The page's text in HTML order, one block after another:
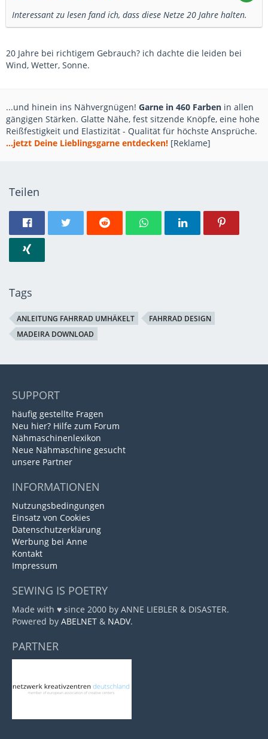
Interessant zu lesen fand ich, dass diese Netze 20 Jahre halten.
20 Jahre bei richtigem Gebrauch? ich dachte die leiden bei
Wind, Wetter, Sonne.
...und hinein ins Nähvergnügen! Garne in 460 Farben in allen
gängigen Stärken. Glatte Nähe, fest sitzende Knöpfe, eine hohe
Reißfestigkeit und Elastizität - Qualität für höchste Ansprüche.
...jetzt Deine Lieblingsgarne entdecken! [Reklame]
Teilen
Tags
ANLEITUNG FAHRRAD UMHÄKELT
FAHRRAD DESIGN
MADEIRA DOWNLOAD
SUPPORT
häufig gestellte Fragen
Neu hier? Hilfe zum Forum
Nähmaschinenlexikon
Neue Nähmaschine gesucht
unsere Partner
INFORMATIONEN
Nutzungsbedingungen
Einsatz von Cookies
Datenschutzerklärung
Werbung bei Anne
Kontakt
Impressum
SEWING IS POETRY
Made with ♥ since 2000 by ANNE LIEBLER & DISASTER.
Powered by ABELNET & NADV.
PARTNER